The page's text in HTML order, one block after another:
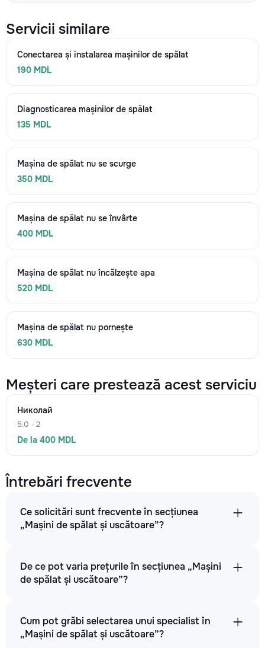
Servicii similare
Conectarea și instalarea mașinilor de spălat
190 MDL
Diagnosticarea mașinilor de spălat
135 MDL
Mașina de spălat nu se scurge
350 MDL
Mașina de spălat nu se învârte
400 MDL
Mașina de spălat nu încălzește apa
520 MDL
Mașina de spălat nu pornește
630 MDL
Meșteri care prestează acest serviciu
Николай
5.0 · 2
De la 400 MDL
Întrebări frecvente
Ce solicitări sunt frecvente în secțiunea
„Mașini de spălat și uscătoare”?
De ce pot varia prețurile în secțiunea „Mașini
de spălat și uscătoare”?
Cum pot grăbi selectarea unui specialist în
„Mașini de spălat și uscătoare”?